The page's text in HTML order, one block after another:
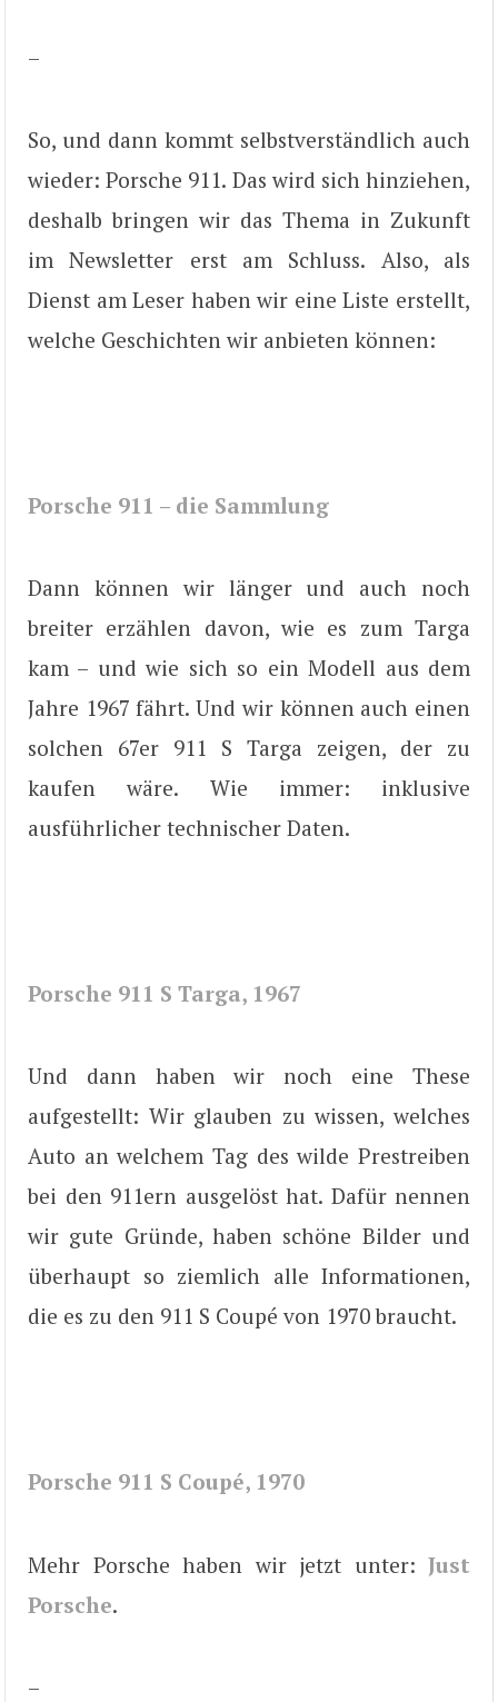
–
So, und dann kommt selbstverständlich auch
wieder: Porsche 911. Das wird sich hinziehen,
deshalb bringen wir das Thema in Zukunft
im Newsletter erst am Schluss. Also, als
Dienst am Leser haben wir eine Liste erstellt,
welche Geschichten wir anbieten können:
Porsche 911 – die Sammlung
Dann können wir länger und auch noch
breiter erzählen davon, wie es zum Targa
kam – und wie sich so ein Modell aus dem
Jahre 1967 fährt. Und wir können auch einen
solchen 67er 911 S Targa zeigen, der zu
kaufen wäre. Wie immer: inklusive
ausführlicher technischer Daten.
Porsche 911 S Targa, 1967
Und dann haben wir noch eine These
aufgestellt: Wir glauben zu wissen, welches
Auto an welchem Tag des wilde Prestreiben
bei den 911ern ausgelöst hat. Dafür nennen
wir gute Gründe, haben schöne Bilder und
überhaupt so ziemlich alle Informationen,
die es zu den 911 S Coupé von 1970 braucht.
Porsche 911 S Coupé, 1970
Mehr Porsche haben wir jetzt unter: Just
Porsche.
–